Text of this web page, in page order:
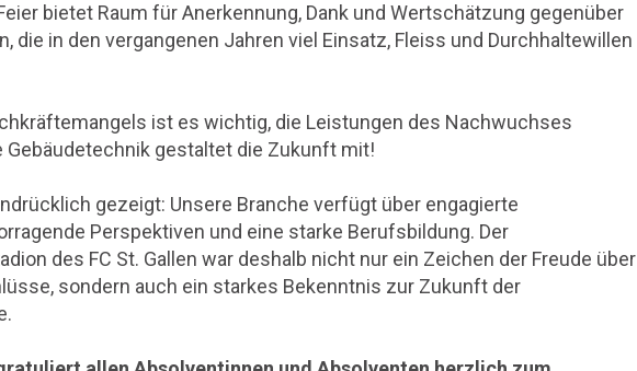
bietet Raum für Anerkennung, Dank und Wertschätzung gegenüber
die in den vergangenen Jahren viel Einsatz, Fleiss und Durchhaltewillen
ist es wichtig, die Leistungen des Nachwuchses
Gebäudetechnik gestaltet die Zukunft mit!
gezeigt: Unsere Branche verfügt über engagierte
Perspektiven und eine starke Berufsbildung. Der
des FC St. Gallen war deshalb nicht nur ein Zeichen der Freude über
sondern auch ein starkes Bekenntnis zur Zukunft der